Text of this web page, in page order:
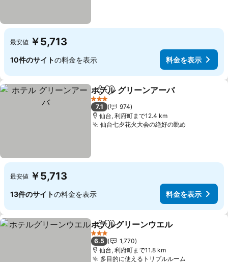
最安値 ￥5,713
10件のサイトの料金を表示 料金を表示
シェアお気に入りに追加
ホテル グリーンアーバ
3 ホテルのランク
7.1
974
仙台, 利府町まで12.4 km
仙台七夕花火大会の絶好の眺め
最安値 ￥5,713
13件のサイトの料金を表示 料金を表示
シェアお気に入りに追加
ホテルグリーンウエル
3 ホテルのランク
6.5
1,770
仙台, 利府町まで11.8 km
多目的に使えるトリプルルーム